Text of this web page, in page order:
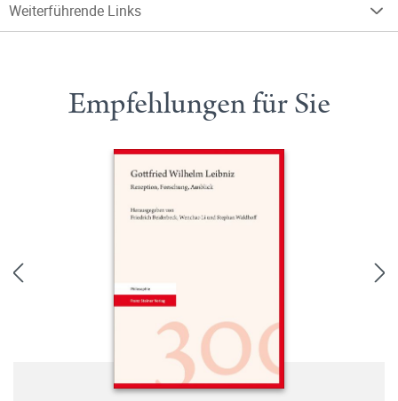
Weiterführende Links
Empfehlungen für Sie